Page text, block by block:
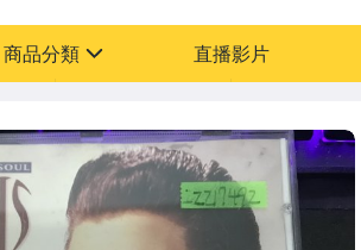
商品分類 直播影片